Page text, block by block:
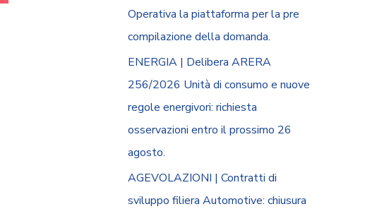
Operativa la piattaforma per la pre
compilazione della domanda.
ENERGIA | Delibera ARERA
256/2026 Unità di consumo e nuove
regole energivori: richiesta
osservazioni entro il prossimo 26
agosto.
AGEVOLAZIONI | Contratti di
sviluppo filiera Automotive: chiusura